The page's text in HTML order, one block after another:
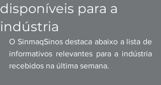
disponíveis para a
indústria
O SinmaqSinos destaca abaixo a lista de
informativos relevantes para a indústria
recebidos na última semana.